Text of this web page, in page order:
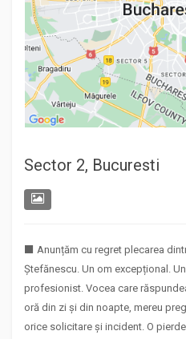
Sector 2, Bucuresti
⬛ Anunțăm cu regret plecarea
Ștefănescu. Un om excepțional.
profesionist. Vocea care
oră din zi și din noapte, mereu
orice solicitare și incident. O